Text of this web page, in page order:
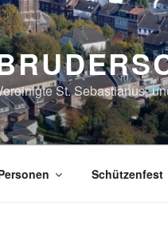
St. Sebastianus-
Schützenfest